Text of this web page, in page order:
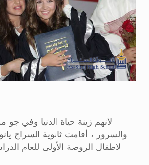
لانهم زينة حياة الدنيا وفي
والسرور ، أقامت ثانوية السراج